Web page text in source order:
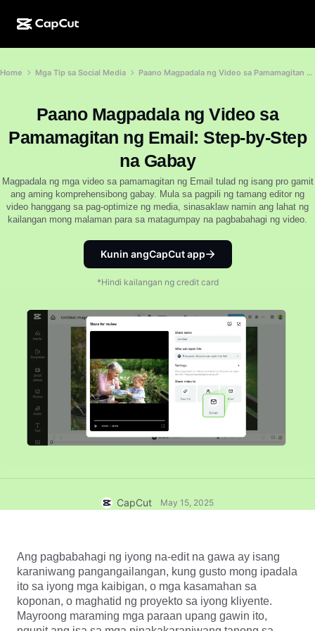
CapCut Desktop
CapCut Online
CapCut Pad
Dreamina AI
Pippit AI
AI na paggawa
Video Studio
AI video generator
Generator ng AI na larawan
AI na pampaganda ng larawan
Dreamina Seedance 2.5
Nano Banana Pro
Text at Audio
Mga auto caption
Mga template ng caption
Speech recognition
Mga custom na boses
Bawasan ang noise
Larawan
Mga Feature
Video editor at generator
Image editor at generator
Voice generator at editor
Higit pa
Mga sitwasyon ng paggamit
Marketing
Lifestyle at Mga Vlog
Custom na disenyo
Higit pa
Mga guide sa paggawa
Mga Top Pick
Mga trend at tip sa template
Higit pa
Mga template para sa social media
Mga pang-holiday na template
Higit pa
Mga template ng kalendaryo
Mga template para sa anibersaryo
Mga template ng mga effect
Mga template para sa negosyo
Mga template para sa industriya
Mga pang-recap na template
Tungkol sa Amin
Mga Inisyatiba
Mga Affiliate
Pioneer Program
CapCut Creative Campus
Tulong
Trust Center
Help Center
Newsroom
Dreamina Seedance 2.0 Launch
Buksan ang CapCut
Home Mga Tip sa Social Media Paano Magpadala ng Video sa Pamamagitan ng Email: Step-by-Step na Gabay
Paano Magpadala ng Video sa
Pamamagitan ng Email: Step-by-Step
na Gabay
Magpadala ng mga video sa pamamagitan ng Email tulad ng isang pro gamit
ang aming komprehensibong gabay. Mula sa pagpili ng tamang editor ng
video hanggang sa pag-optimize ng media, sinasaklaw namin ang lahat ng
kailangan mong malaman para sa matagumpay na pagbabahagi ng video.
Kunin angCapCut app
*Hindi kailangan ng credit card
CapCut May 15, 2025
Ang pagbabahagi ng iyong na-edit na gawa ay isang
karaniwang pangangailangan, kung gusto mong ipadala
ito sa iyong mga kaibigan, o mga kasamahan sa
koponan, o maghatid ng proyekto sa iyong kliyente.
Mayroong maraming mga paraan upang gawin ito,